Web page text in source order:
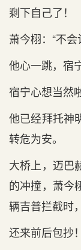
剩下自己了！
萧今栩：“不
他心‌一跳，宿
宿宁心‌想当然
他已经拜托神‌
转危为安。
大桥上，迈巴
的冲撞，萧今
辆吉普拦截时
还来前后‌包抄